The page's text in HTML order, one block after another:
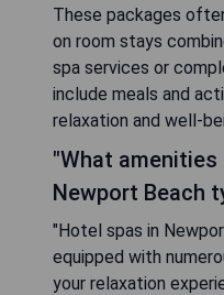
These packages
on room stays
spa services or
include meals and
relaxation and well-
"What
Newport Beach
"Hotel spas in
equipped with
your relaxation